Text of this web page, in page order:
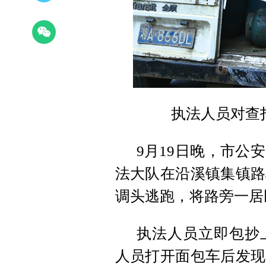
执法人员对查
9月19日晚，市公
法大队在沿溪镇集镇
调头逃跑，将路旁一
执法人员立即包抄
人员打开面包车后发